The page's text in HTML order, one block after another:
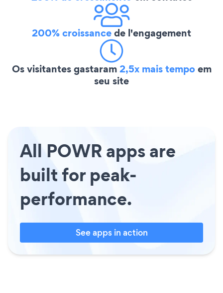
200% croissancede l'engagement
Os visitantes gastaram2,5x mais tempoem
seu site
All POWR apps are
built for peak-
performance.
See apps in action